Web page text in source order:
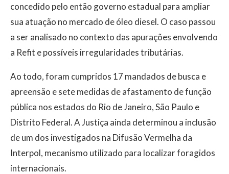
concedido pelo então governo estadual para ampliar
sua atuação no mercado de óleo diesel. O caso passou
a ser analisado no contexto das apurações envolvendo
a Refit e possíveis irregularidades tributárias.
Ao todo, foram cumpridos 17 mandados de busca e
apreensão e sete medidas de afastamento de função
pública nos estados do Rio de Janeiro, São Paulo e
Distrito Federal. A Justiça ainda determinou a inclusão
de um dos investigados na Difusão Vermelha da
Interpol, mecanismo utilizado para localizar foragidos
internacionais.